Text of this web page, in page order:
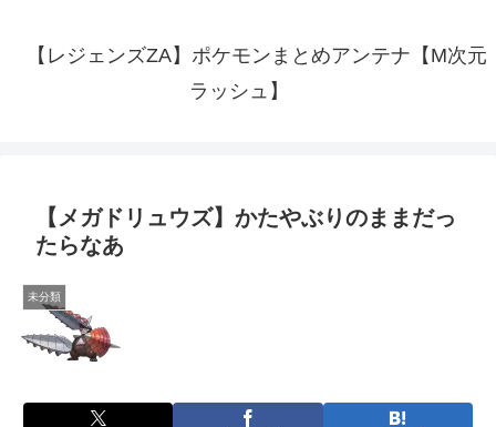
【レジェンズZA】ポケモンまとめアンテナ【M次元
ラッシュ】
【メガドリュウズ】かたやぶりのままだっ
たらなあ
未分類